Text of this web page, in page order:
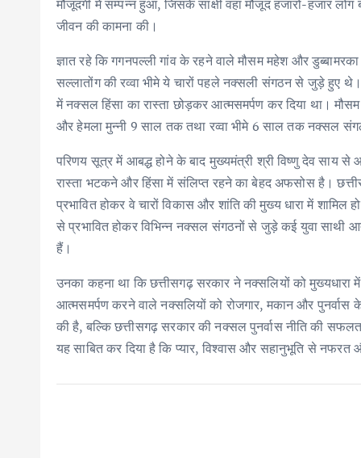
मौजूदगी में सम्पन्न हुआ, जिसके साक्षी वहां मौजूद हजारों-हजार
जीवन की कामना की।
ज्ञात रहे कि गगनपल्ली गांव के रहने वाले मौसम महेश और
सल्लातोंग की रव्वा भीमे ये चारों पहले नक्सली संगठन से जुड़े हुए
में नक्सल हिंसा का रास्ता छोड़कर आत्मसमर्पण कर दिया था।
और हेमला मुन्नी 9 साल तक तथा रव्वा भीमे 6 साल तक नक्सल
परिणय सूत्र में आबद्ध होने के बाद मुख्यमंत्री श्री विष्णु देव साय
रास्ता भटकने और हिंसा में संलिप्त रहने का बेहद अफसोस है।
प्रभावित होकर वे चारों विकास और शांति की मुख्य धारा में
से प्रभावित होकर विभिन्न नक्सल संगठनों से जुड़े कई युवा
हैं।
उनका कहना था कि छत्तीसगढ़ सरकार ने नक्सलियों को
आत्मसमर्पण करने वाले नक्सलियों को रोजगार, मकान और
की है, बल्कि छत्तीसगढ़ सरकार की नक्सल पुनर्वास नीति की
यह साबित कर दिया है कि प्यार, विश्वास और सहानुभूति से नफरत